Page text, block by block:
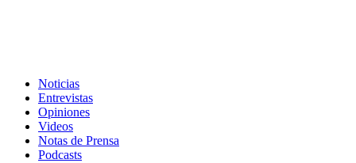
Noticias
Entrevistas
Opiniones
Videos
Notas de Prensa
Podcasts